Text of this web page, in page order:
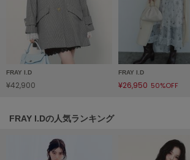
GRAMICCI
グラミチ
Henon.
へノン
ハンター
HOKA ONEONE
ホカ オネオネ
FRAY I.D
¥42,900
FRAY I.D
¥26,950 50%OFF
FRAY I.Dの人気ランキング